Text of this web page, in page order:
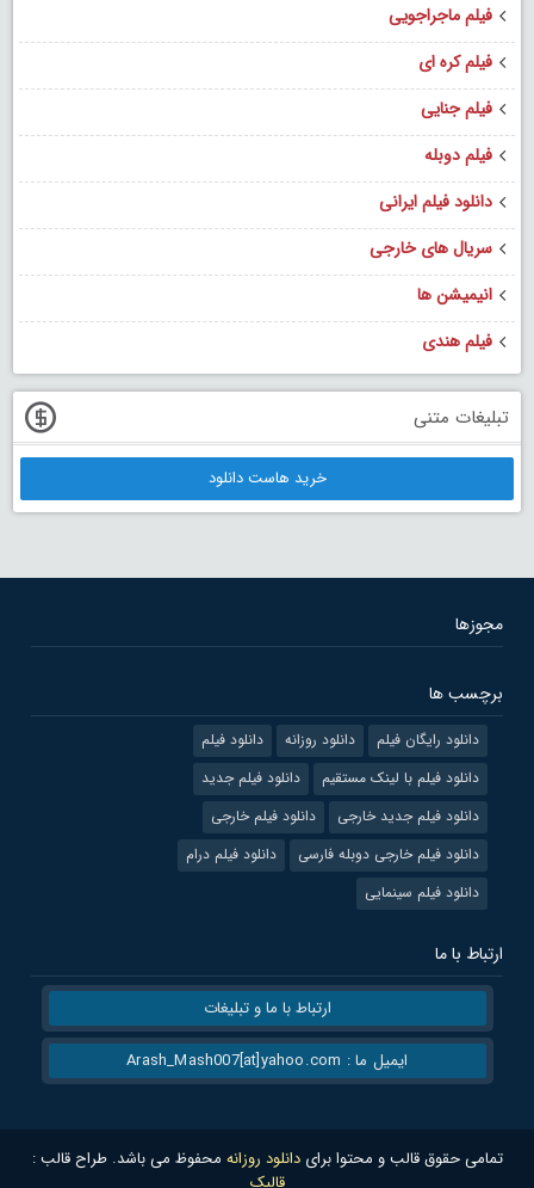
فیلم ماجراجویی
فیلم کره ای
فیلم جنایی
فیلم دوبله
دانلود فیلم ایرانی
سریال های خارجی
انیمیشن ها
فیلم هندی
تبلیغات متنی
خرید هاست دانلود
مجوزها
برچسب ها
دانلود رایگان فیلم دانلود روزانه
دانلود فیلم
دانلود فیلم با لینک مستقیم
دانلود فیلم جدید
دانلود فیلم جدید خارجی
دانلود فیلم خارجی
دانلود فیلم خارجی دوبله فارسی
دانلود فیلم درام
دانلود فیلم سینمایی
ارتباط با ما
ارتباط با ما و تبلیغات
ایمیل ما : Arash_Mash007[at]yahoo.com
تمامی حقوق قالب و محتوا برایدانلود روزانه محفوظ می باشد. طراح قالب :
قالبک